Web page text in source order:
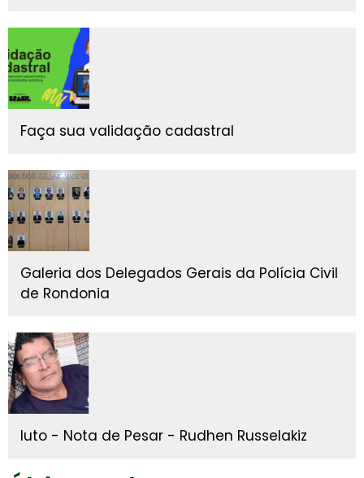
Faça sua validação cadastral
Galeria dos Delegados Gerais da Polícia Civil
de Rondonia
luto - Nota de Pesar - Rudhen Russelakiz